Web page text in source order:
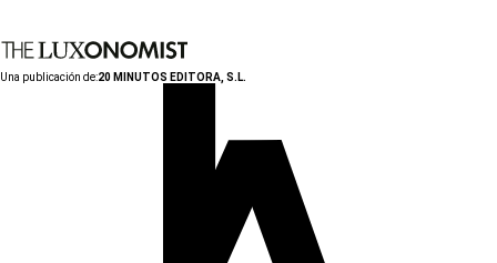
Una publicación de:20 MINUTOS EDITORA, S.L.